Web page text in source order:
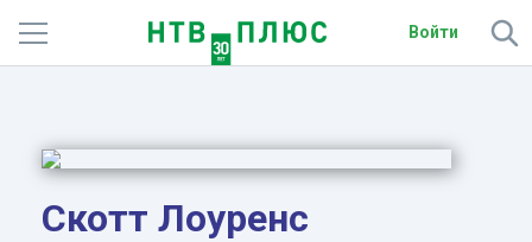
Войти
Фильмы и сериалы
Спорт
Скотт Лоуренс